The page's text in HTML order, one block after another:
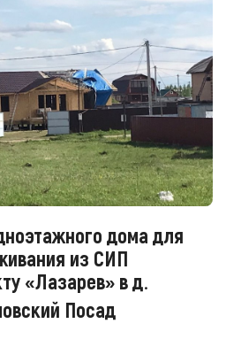
дома для
из СИП
«Лазарев» в д.
Посад